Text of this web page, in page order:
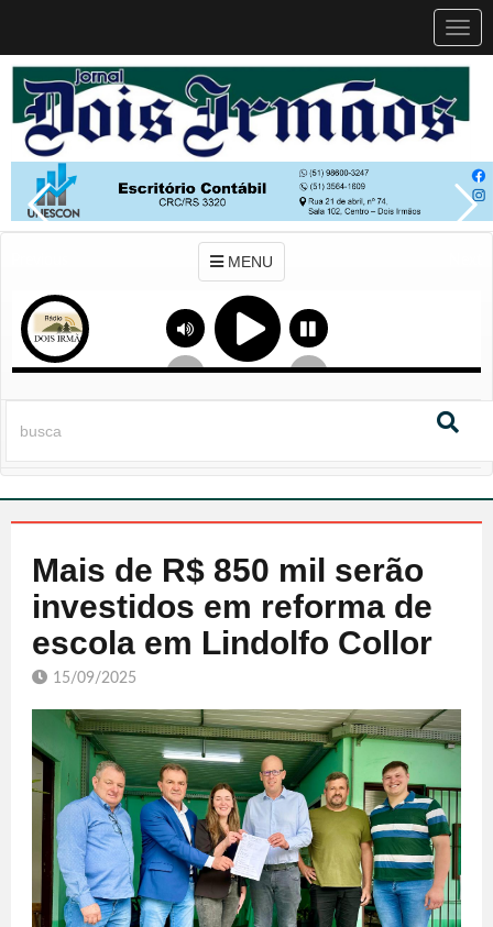
MENU
Mais de R$ 850 mil serão
investidos em reforma de
escola em Lindolfo Collor
15/09/2025